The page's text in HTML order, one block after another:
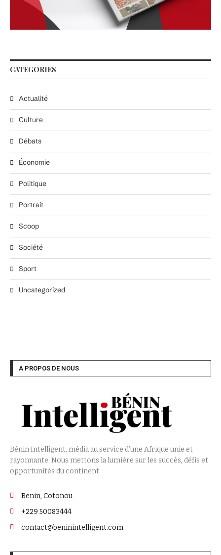
CATEGORIES
Actualité
Culture
Débats
Économie
Politique
Portrait
Scoop
Société
Sport
Uncategorized
A PROPOS DE NOUS
Bénin Intelligent, média au service d’une Afrique unie et
rayonnante. Nous mettons la lumière sur les succès, défis et
opportunités du continent.
Benin, Cotonou
+229 50083444
contact@beninintelligent.com